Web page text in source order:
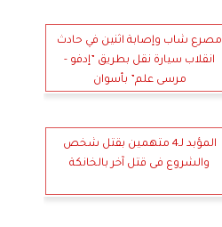
مصرع شاب وإصابة اثنين في حادث
انقلاب سيارة نقل بطريق ”إدفو -
مرسى علم” بأسوان
المؤبد لـ4 متهمين بقتل شخص
والشروع فى قتل آخر بالخانكة